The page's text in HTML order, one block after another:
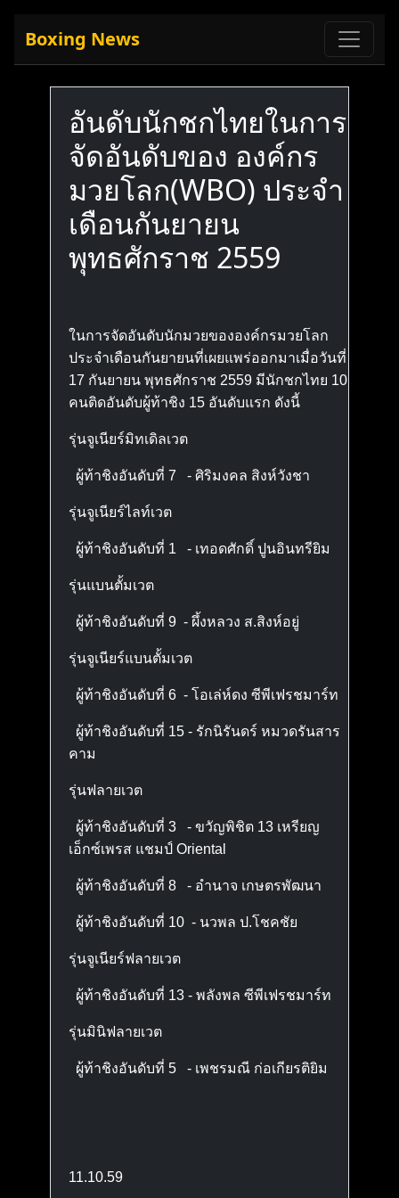
Boxing News
อันดับนักชกไทยในการ
จัดอันดับของ องค์กร
มวยโลก(WBO) ประจำ
เดือนกันยายน
พุทธศักราช 2559
ในการจัดอันดับนักมวยขององค์กรมวยโลก
ประจำเดือนกันยายนที่เผยแพร่ออกมาเมื่อวันที่
17 กันยายน พุทธศักราช 2559 มีนักชกไทย 10
คนติดอันดับผู้ท้าชิง 15 อันดับแรก ดังนี้
รุ่นจูเนียร์มิทเดิลเวต
ผู้ท้าชิงอันดับที่ 7 - ศิริมงคล สิงห์วังชา
รุ่นจูเนียร์ไลท์เวต
ผู้ท้าชิงอันดับที่ 1 - เทอดศักดิ์ ปูนอินทรียิม
รุ่นแบนตั้มเวต
ผู้ท้าชิงอันดับที่ 9 - ผึ้งหลวง ส.สิงห์อยู่
รุ่นจูเนียร์แบนตั้มเวต
ผู้ท้าชิงอันดับที่ 6 - โอเล่ห์ดง ซีพีเฟรชมาร์ท
ผู้ท้าชิงอันดับที่ 15 - รักนิรันดร์ หมวดรันสาร
คาม
รุ่นฟลายเวต
ผู้ท้าชิงอันดับที่ 3 - ขวัญพิชิต 13 เหรียญ
เอ็กซ์เพรส แชมป์ Oriental
ผู้ท้าชิงอันดับที่ 8 - อำนาจ เกษตรพัฒนา
ผู้ท้าชิงอันดับที่ 10 - นวพล ป.โชคชัย
รุ่นจูเนียร์ฟลายเวต
ผู้ท้าชิงอันดับที่ 13 - พลังพล ซีพีเฟรชมาร์ท
รุ่นมินิฟลายเวต
ผู้ท้าชิงอันดับที่ 5 - เพชรมณี ก่อเกียรติยิม
11.10.59